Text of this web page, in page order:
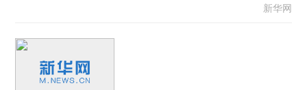
新华网